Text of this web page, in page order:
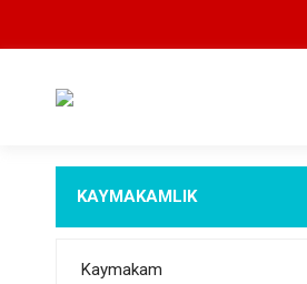
KAYMAKAMLIK
Kaymakam